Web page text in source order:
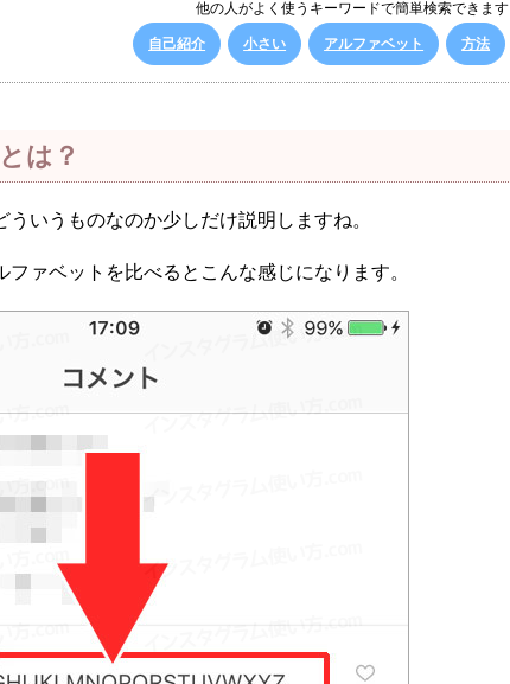
他の人がよく使うキーワードで簡単検索できます
自己紹介 小さい アルファベット 方法
は？
いうものなのか少しだけ説明しますね。
ァベットを比べるとこんな感じになります。